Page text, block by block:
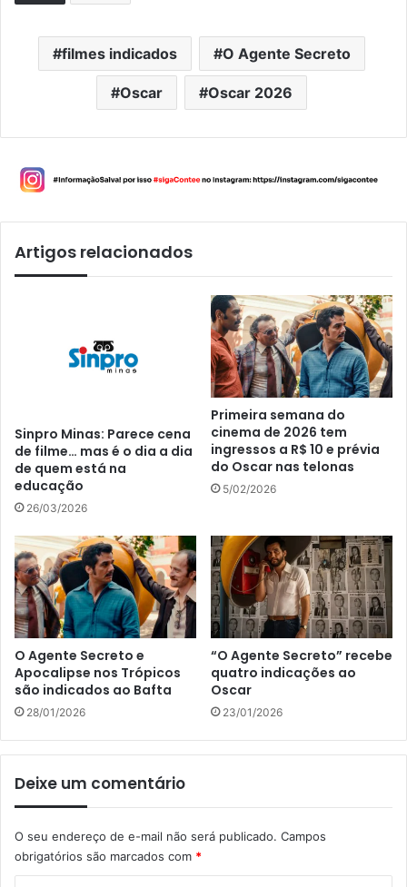
filmes indicados O Agente Secreto
Oscar Oscar 2026
Artigos relacionados
Sinpro Minas: Parece cena
de filme… mas é o dia a dia
de quem está na
educação
26/03/2026
Primeira semana do
cinema de 2026 tem
ingressos a R$ 10 e prévia
do Oscar nas telonas
5/02/2026
O Agente Secreto e
Apocalipse nos Trópicos
são indicados ao Bafta
28/01/2026
“O Agente Secreto” recebe
quatro indicações ao
Oscar
23/01/2026
Deixe um comentário
O seu endereço de e-mail não será publicado. Campos
obrigatórios são marcados com *